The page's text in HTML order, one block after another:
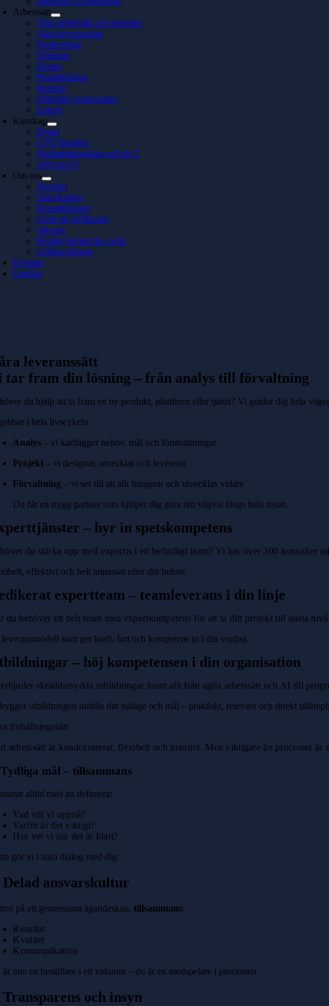
Arbetssätt
Våra arbetssätt och metoder
Våra leveranssätt
Partnerskap
Telekom
Finans
Produktbolag
Industri
Offentlig verksamhet
Energi
Kunskap
Event
CTO Insights
Nedladdningsbart och In 5
Allt om AI
Om oss
Nyheter
Våra kontor
Konsultquizet
Livet på Softhouse
Om oss
People behind the code
Lediga tjänster
Kontakt
English
leveranssätt
tar fram din lösning – från analys till förvaltning
du hjälp att ta fram en ny produkt, plattform eller tjänst? Vi guidar dig hela
i hela livscykeln:
Analys – vi kartlägger behov, mål och förutsättningar
Projekt – vi designar, utvecklar och levererar
Förvaltning – vi ser till att allt fungerar och utvecklas vidare
Du får en trygg partner som hjälper dig göra rätt vägval längs hela resan.
– hyr in spetskompetens
du stärka upp med expertis i ett befintligt team? Vi har över 300 konsulter
effektivt och helt anpassat efter ditt behov.
expertteam – teamleverans i din linje
du behöver ett helt team med expertkompetens för att ta ditt projekt till nästa
som ger kraft, fart och kompetens in i din vardag.
– höj kompetensen i din organisation
skräddarsydda utbildningar inom allt från agila arbetssätt och AI till
utbildningen utifrån ditt nuläge och mål – praktiskt, relevant och direkt
förhållningssätt
arbetssätt är kundcentrerat, flexibelt och iterativt. Men viktigare än processer är
mål – tillsammans
alltid med att definiera:
Vad vill vi uppnå?
Varför är det viktigt?
Hur vet vi när det är klart?
gör vi i nära dialog med dig.
Delad ansvarskultur
på ett gemensamt ägandeskap, tillsammans:
Resultat
Kvalitet
Kommunikation
är inte en beställare i ett vakuum – du är en medspelare i processen.
Transparens och insyn